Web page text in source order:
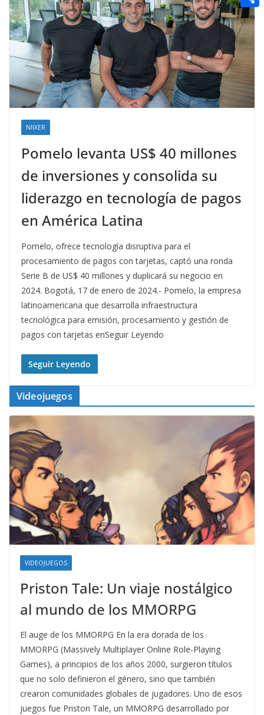
NIIXER
Pomelo levanta US$ 40 millones
de inversiones y consolida su
liderazgo en tecnología de pagos
en América Latina
Pomelo, ofrece tecnología disruptiva para el
procesamiento de pagos con tarjetas, captó una ronda
Serie B de US$ 40 millones y duplicará su negocio en
2024. Bogotá, 17 de enero de 2024.- Pomelo, la empresa
latinoamericana que desarrolla infraestructura
tecnológica para emisión, procesamiento y gestión de
pagos con tarjetas enSeguir Leyendo
Seguir Leyendo
Videojuegos
VIDEOJUEGOS
Priston Tale: Un viaje nostálgico
al mundo de los MMORPG
El auge de los MMORPG En la era dorada de los
MMORPG (Massively Multiplayer Online Role-Playing
Games), a principios de los años 2000, surgieron títulos
que no solo definieron el género, sino que también
crearon comunidades globales de jugadores. Uno de esos
juegos fue Priston Tale, un MMORPG desarrollado por
n
g
e
r
e
r
e
r
a
i
l
e
d
d
t
C
o
p
r